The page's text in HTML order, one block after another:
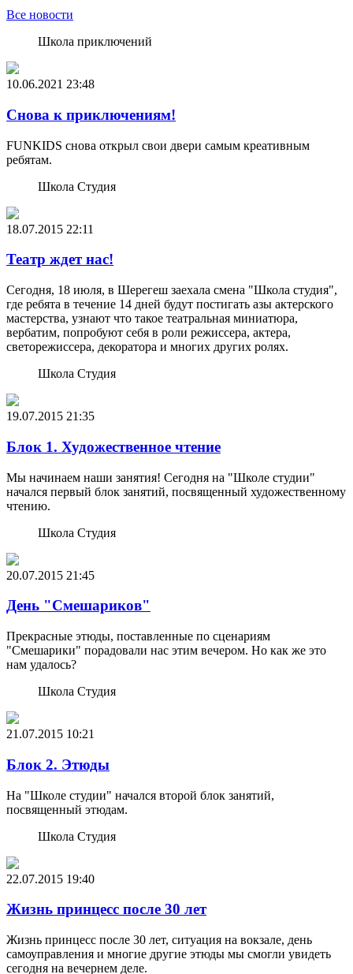
Все новости
Школа приключений
10.06.2021 23:48
Снова к приключениям!
FUNKIDS снова открыл свои двери самым креативным
ребятам.
Школа Студия
18.07.2015 22:11
Театр ждет нас!
Сегодня, 18 июля, в Шерегеш заехала смена "Школа студия",
где ребята в течение 14 дней будут постигать азы актерского
мастерства, узнают что такое театральная миниатюра,
вербатим, попробуют себя в роли режиссера, актера,
светорежиссера, декоратора и многих других ролях.
Школа Студия
19.07.2015 21:35
Блок 1. Художественное чтение
Мы начинаем наши занятия! Сегодня на "Школе студии"
начался первый блок занятий, посвященный художественному
чтению.
Школа Студия
20.07.2015 21:45
День "Смешариков"
Прекрасные этюды, поставленные по сценариям
"Смешарики" порадовали нас этим вечером. Но как же это
нам удалось?
Школа Студия
21.07.2015 10:21
Блок 2. Этюды
На "Школе студии" начался второй блок занятий,
посвященный этюдам.
Школа Студия
22.07.2015 19:40
Жизнь принцесс после 30 лет
Жизнь принцесс после 30 лет, ситуация на вокзале, день
самоуправления и многие другие этюды мы смогли увидеть
сегодня на вечернем деле.